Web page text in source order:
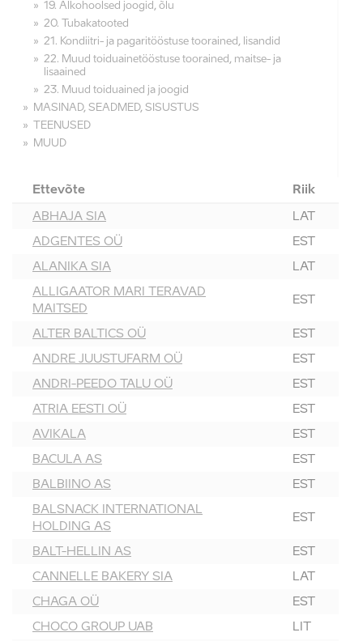
19. Alkohoolsed joogid, õlu
20. Tubakatooted
21. Kondiitri- ja pagaritööstuse toorained, lisandid
22. Muud toiduainetööstuse toorained, maitse- ja
lisaained
23. Muud toiduained ja joogid
MASINAD, SEADMED, SISUSTUS
TEENUSED
MUUD
Ettevõte Riik
ABHAJA SIA LAT
ADGENTES OÜ EST
ALANIKA SIA LAT
ALLIGAATOR MARI TERAVAD
MAITSED
EST
ALTER BALTICS OÜ EST
ANDRE JUUSTUFARM OÜ EST
ANDRI-PEEDO TALU OÜ EST
ATRIA EESTI OÜ EST
AVIKALA EST
BACULA AS EST
BALBIINO AS EST
BALSNACK INTERNATIONAL
HOLDING AS
EST
BALT-HELLIN AS EST
CANNELLE BAKERY SIA LAT
CHAGA OÜ EST
CHOCO GROUP UAB LIT